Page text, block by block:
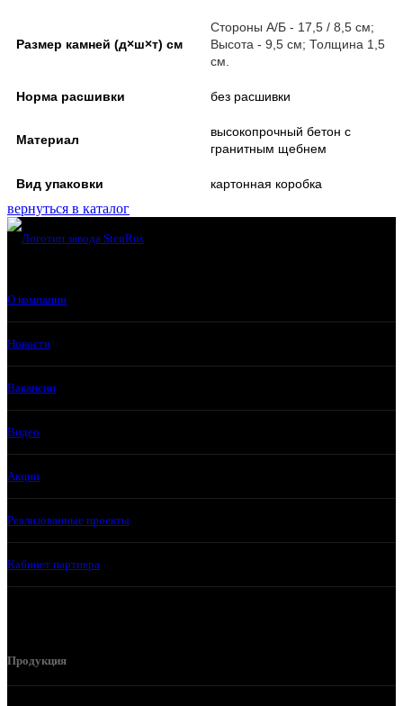
Размер камней (д×ш×т) см
Стороны А/Б - 17,5 / 8,5 см;
Высота - 9,5 см; Толщина 1,5
см.
Норма расшивки без расшивки
Материал
высокопрочный бетон с
гранитным щебнем
Вид упаковки картонная коробка
вернуться в каталог
О компании
Новости
Вакансии
Видео
Акции
Реализованные проекты
Кабинет партнера
Продукция